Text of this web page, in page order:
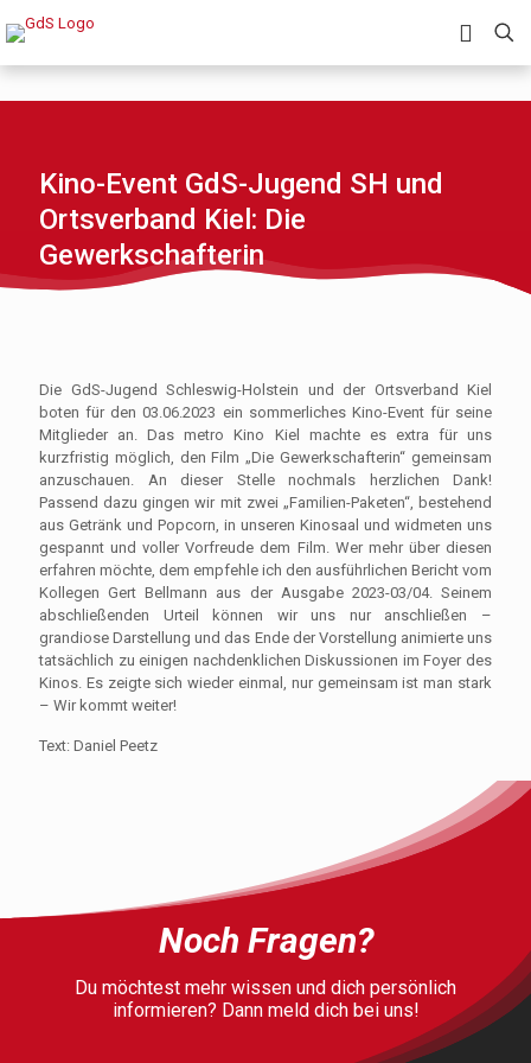
Kino-Event GdS-Jugend SH und
Ortsverband Kiel: Die
Gewerkschafterin
Die GdS-Jugend Schleswig-Holstein und der Ortsverband Kiel
boten für den 03.06.2023 ein sommerliches Kino-Event für seine
Mitglieder an. Das metro Kino Kiel machte es extra für uns
kurzfristig möglich, den Film „Die Gewerkschafterin“ gemeinsam
anzuschauen. An dieser Stelle nochmals herzlichen Dank!
Passend dazu gingen wir mit zwei „Familien-Paketen“, bestehend
aus Getränk und Popcorn, in unseren Kinosaal und widmeten uns
gespannt und voller Vorfreude dem Film. Wer mehr über diesen
erfahren möchte, dem empfehle ich den ausführlichen Bericht vom
Kollegen Gert Bellmann aus der Ausgabe 2023-03/04. Seinem
abschließenden Urteil können wir uns nur anschließen –
grandiose Darstellung und das Ende der Vorstellung animierte uns
tatsächlich zu einigen nachdenklichen Diskussionen im Foyer des
Kinos. Es zeigte sich wieder einmal, nur gemeinsam ist man stark
– Wir kommt weiter!
Text: Daniel Peetz
Noch Fragen?
Du möchtest mehr wissen und dich persönlich
informieren? Dann meld dich bei uns!